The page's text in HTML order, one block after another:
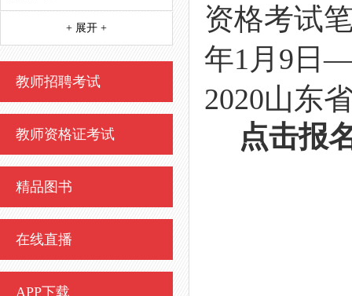
+ 展开 +
教师招聘考试
教师资格证考试
精品图书
在线直播
APP下载
资格考试
年1月9日
2020山东
点击报